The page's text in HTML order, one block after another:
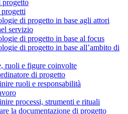
di progetto in base agli attori
servizio
di progetto in base al focus
di progetto in base all’ambito di
ruoli e figure coinvolte
di progetto
ruoli e responsabilità
processi, strumenti e rituali
la documentazione di progetto